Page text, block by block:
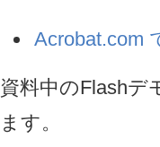
Acrobat.com
資料中のFlash
ます。